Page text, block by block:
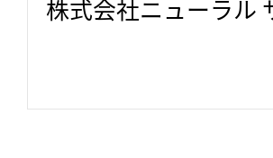
株式会社ニューラル